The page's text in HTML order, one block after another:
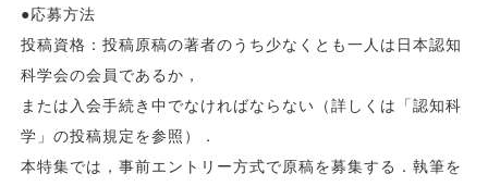
●応募方法
投稿資格：投稿原稿の著者のうち少なくとも一人は日本認知
科学会の会員であるか，
または入会手続き中でなければならない（詳しくは「認知科
学」の投稿規定を参照）．
本特集では，事前エントリー方式で原稿を募集する．執筆を